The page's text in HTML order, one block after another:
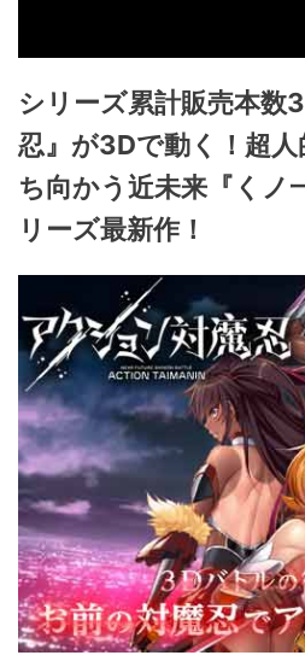
シリーズ累計販売本数
忍』が3Dで動く！超
ち向かう近未来『くノ
リーズ最新作！